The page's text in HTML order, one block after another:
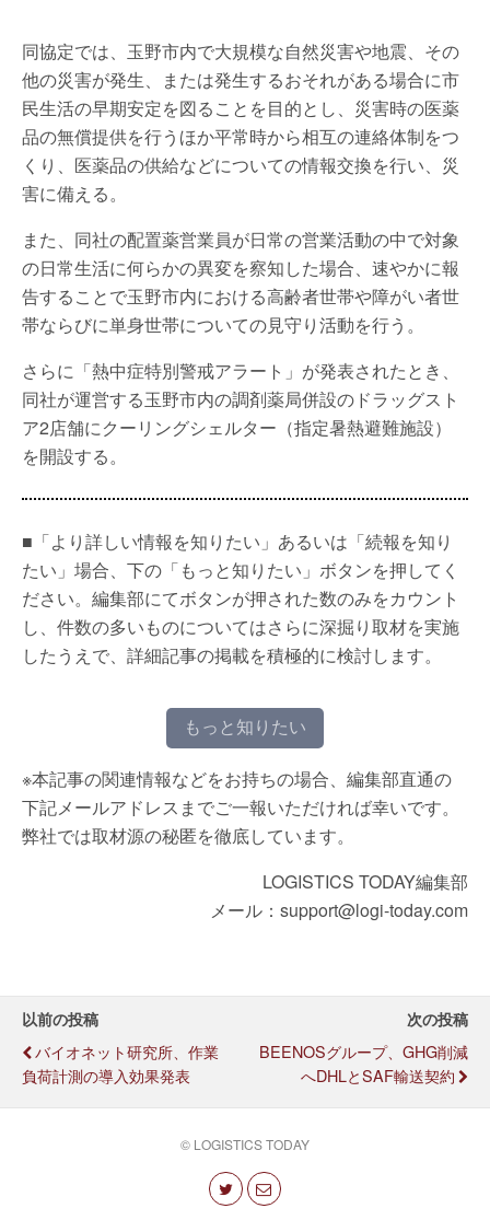
同協定では、玉野市内で大規模な自然災害や地震、その
他の災害が発生、または発生するおそれがある場合に市
民生活の早期安定を図ることを目的とし、災害時の医薬
品の無償提供を行うほか平常時から相互の連絡体制をつ
くり、医薬品の供給などについての情報交換を行い、災
害に備える。
また、同社の配置薬営業員が日常の営業活動の中で対象
の日常生活に何らかの異変を察知した場合、速やかに報
告することで玉野市内における高齢者世帯や障がい者世
帯ならびに単身世帯についての見守り活動を行う。
さらに「熱中症特別警戒アラート」が発表されたとき、
同社が運営する玉野市内の調剤薬局併設のドラッグスト
ア2店舗にクーリングシェルター（指定暑熱避難施設）
を開設する。
■「より詳しい情報を知りたい」あるいは「続報を知り
たい」場合、下の「もっと知りたい」ボタンを押してく
ださい。編集部にてボタンが押された数のみをカウント
し、件数の多いものについてはさらに深掘り取材を実施
したうえで、詳細記事の掲載を積極的に検討します。
もっと知りたい
※本記事の関連情報などをお持ちの場合、編集部直通の
下記メールアドレスまでご一報いただければ幸いです。
弊社では取材源の秘匿を徹底しています。
LOGISTICS TODAY編集部
メール：support@logi-today.com
以前の投稿
バイオネット研究所、作業
負荷計測の導入効果発表
次の投稿
BEENOSグループ、GHG削減
へDHLとSAF輸送契約
© LOGISTICS TODAY